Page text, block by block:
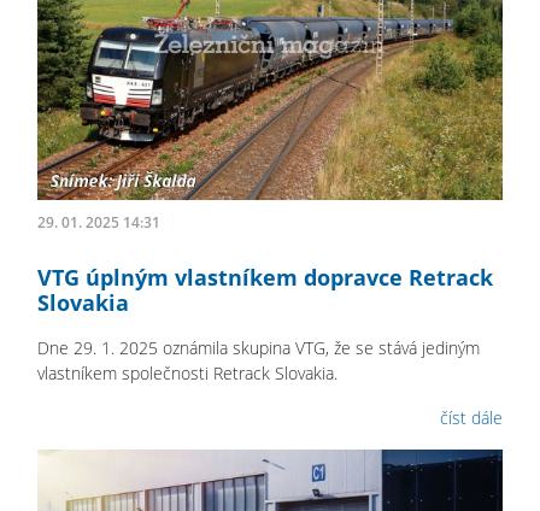
29. 01. 2025 14:31
VTG úplným vlastníkem dopravce Retrack
Slovakia
Dne 29. 1. 2025 oznámila skupina VTG, že se stává jediným
vlastníkem společnosti Retrack Slovakia.
číst dále